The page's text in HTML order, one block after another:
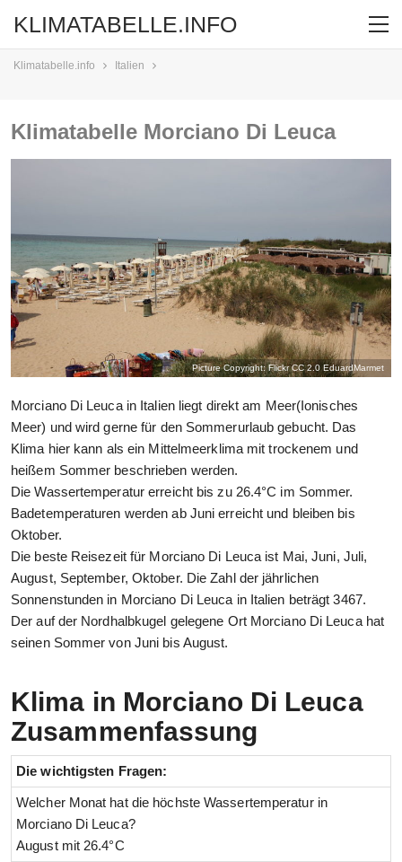
KLIMATABELLE.INFO
Klimatabelle.info Italien
Klimatabelle Morciano Di Leuca
Picture Copyright: Flickr CC 2.0EduardMarmet
Morciano Di Leuca in Italien liegt direkt am Meer(Ionisches
Meer) und wird gerne für den Sommerurlaub gebucht. Das
Klima hier kann als ein Mittelmeerklima mit trockenem und
heißem Sommer beschrieben werden.
Die Wassertemperatur erreicht bis zu 26.4°C im Sommer.
Badetemperaturen werden ab Juni erreicht und bleiben bis
Oktober.
Die beste Reisezeit für Morciano Di Leuca ist Mai, Juni, Juli,
August, September, Oktober. Die Zahl der jährlichen
Sonnenstunden in Morciano Di Leuca in Italien beträgt 3467.
Der auf der Nordhalbkugel gelegene Ort Morciano Di Leuca hat
seinen Sommer von Juni bis August.
Klima in Morciano Di Leuca
Zusammenfassung
Die wichtigsten Fragen:
Welcher Monat hat die höchste Wassertemperatur in
Morciano Di Leuca?
August mit 26.4°C